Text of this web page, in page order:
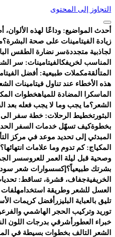
التجاوز إلى المحتوى
أحدث المواضيع: وداعًا لهذه الألوان،
زيادة الفيتامينات على صحة البشرة؟
لجاذبية متجددةسر نضارة الطقس
المناسب لخريفكالفيتامينات: سر
المتألقةمكملات طبيعية: أفضل
هذه الأخطاء عند تناول فيتامينات
الماسكرا المضادة للمياهخطوات
الشعر؟ما يجب وما لا يجب فعله بعد
البثورتخطيط الرحلات: خطة سفر الى
بخطوةكيف تسهّل خدمات السفر
المبدئي إلى تحديد موعد في مركز
المكياج: كم تدوم وما علامات انتهائها؟
وصحية قبل ليلة العمر للعروسسر
بشرتك طبيعياً؟ إكسسوارات شعر
الخريفيةجفاف، قشرة، تساقط:
العسل للشعر وطريقة استخدامه
تليق بالعباية البليزر أفضل كريمات
توريد وتركيب الحجر الهاشمي
خبراء العطور أشرقي بدرجات اللون
الشعر التالف بخطوات بسيطة في